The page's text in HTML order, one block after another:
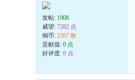
发帖: 1908
威望: 7282 点
铜币: 2207 枚
贡献值: 0 点
好评度: 0 点